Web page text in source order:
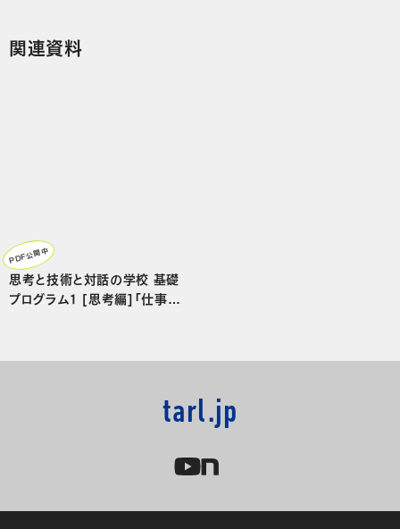
関連資料
思考と技術と対話の学校 基礎
プログラム1 [思考編]「仕事を
PDF公開中
tarl.jp